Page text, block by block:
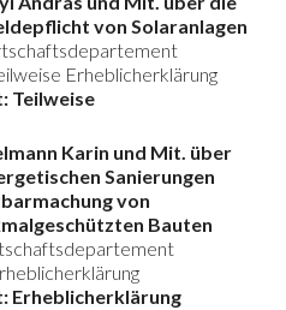
von Solaranlagen
Erheblicherklärung
Teilweise
Karin und Mit. über
Sanierungen
von
Bauten
Erheblicherklärung